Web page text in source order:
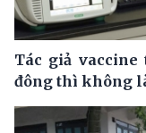
Tác giả
đông thì không